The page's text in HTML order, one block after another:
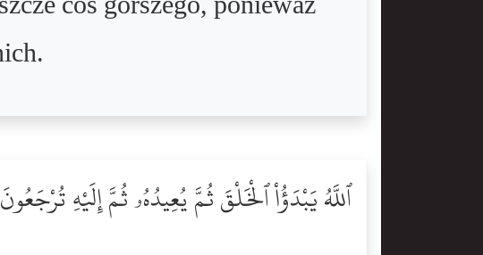
ٱللَّهُ يَبْدَؤُاْ ٱلْخَلْقَ ثُمَّ يُعِيدُهُۥ ثُمَّ إِلَيْهِ تُرْجَعُونَ